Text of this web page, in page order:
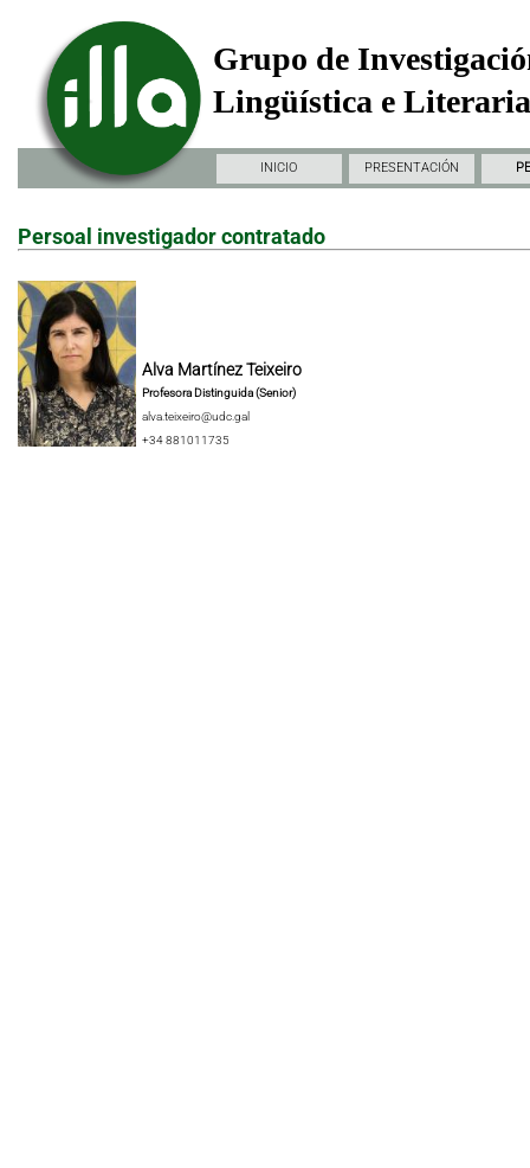
Grupo de
Lingüística e
INICIO PRESENTACIÓN
Persoal investigador contratado
Alva Martínez Teixeiro
Profesora Distinguida (Senior)
alva.teixeiro@udc.gal
+34 881011735